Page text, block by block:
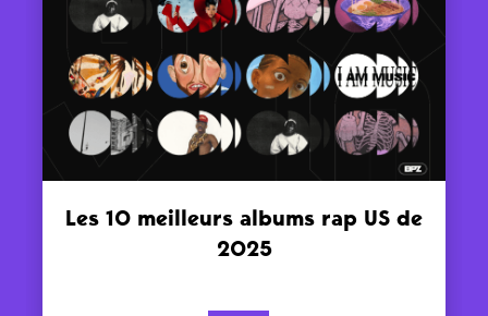
Les 10 meilleurs albums rap US de
2025